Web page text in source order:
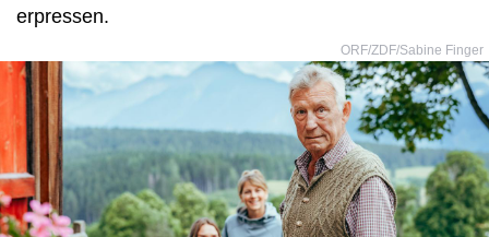
erpressen.
ORF/ZDF/Sabine Finger